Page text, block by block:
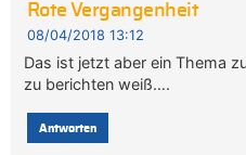
Rote Vergangenheit
08/04/2018 13:12
Das ist jetzt aber ein Thema
zu berichten weiß….
Antworten